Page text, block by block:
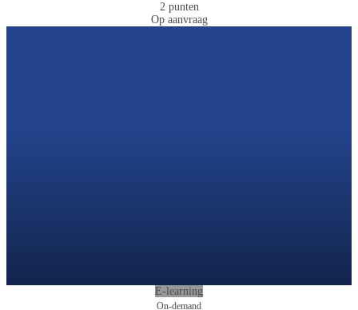
2 punten
Op aanvraag
E-learning
On-demand